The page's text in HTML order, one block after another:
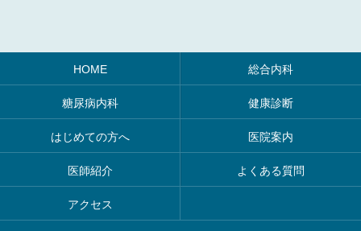
HOME 総合内科
糖尿病内科 健康診断
はじめての方へ 医院案内
医師紹介 よくある質問
アクセス